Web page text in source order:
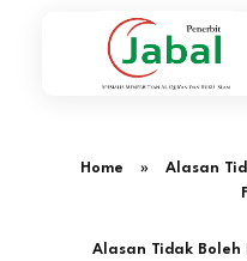
Home »
Alasan
Alasan Tidak